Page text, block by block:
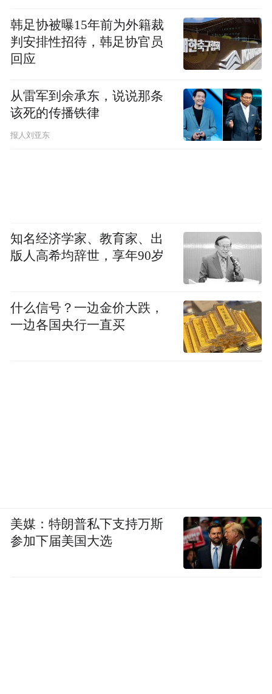
韩足协被曝15年前为外籍裁
判安排性招待，韩足协官员
回应
从雷军到余承东，说说那条
该死的传播铁律
报人刘亚东
知名经济学家、教育家、出
版人高希均辞世，享年90岁
什么信号？一边金价大跌，
一边各国央行一直买
美媒：特朗普私下支持万斯
参加下届美国大选